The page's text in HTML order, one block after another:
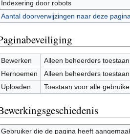
Indexering door robots
Aantal doorverwijzingen naar deze
Bewerken
Alleen beheerders
Hernoemen
Alleen beheerders
Uploaden
Toestaan voor alle
Gebruiker die de pagina heeft